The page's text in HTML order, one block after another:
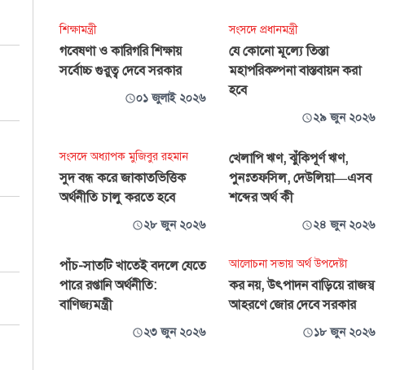
শিক্ষামন্ত্রী
গবেষণা ও কারিগরি শিক্ষায়
সর্বোচ্চ গুরুত্ব দেবে সরকার
০১ জুলাই ২০২৬
সংসদে প্রধানমন্ত্রী
যে কোনো মূল্যে তিস্তা
মহাপরিকল্পনা বাস্তবায়ন করা
হবে
২৯ জুন ২০২৬
সংসদে অধ্যাপক মুজিবুর রহমান
সুদ বন্ধ করে জাকাতভিত্তিক
অর্থনীতি চালু করতে হবে
২৮ জুন ২০২৬
খেলাপি ঋণ, ঝুঁকিপূর্ণ ঋণ,
পুনঃতফসিল, দেউলিয়া—এসব
শব্দের অর্থ কী
২৪ জুন ২০২৬
পাঁচ-সাতটি খাতেই বদলে যেতে
পারে রপ্তানি অর্থনীতি:
বাণিজ্যমন্ত্রী
২৩ জুন ২০২৬
আলোচনা সভায় অর্থ উপদেষ্টা
কর নয়, উৎপাদন বাড়িয়ে রাজস্ব
আহরণে জোর দেবে সরকার
১৮ জুন ২০২৬